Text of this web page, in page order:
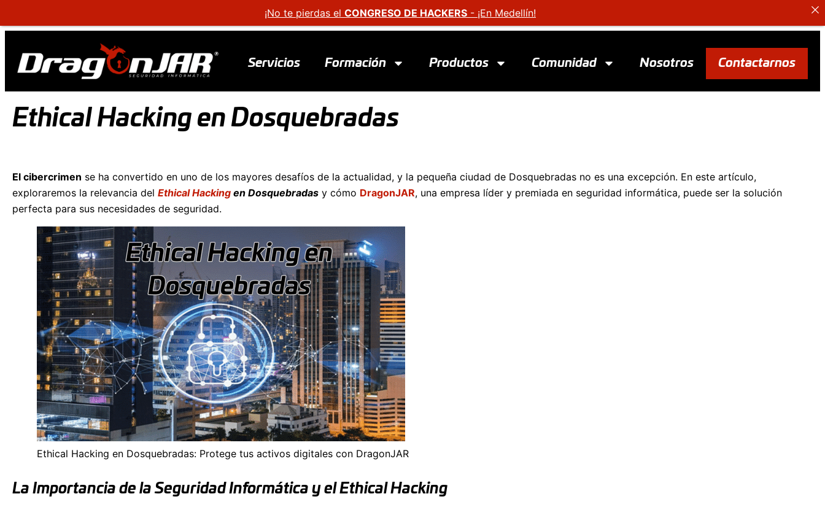
Servicios Formación Productos Comunidad Nosotros Contactarnos
Ethical Hacking en Dosquebradas
El cibercrimen se ha convertido en uno de los mayores desafíos de la actualidad, y la pequeña ciudad de Dosquebradas no es una excepción. En este artículo,
exploraremos la relevancia del Ethical Hacking en Dosquebradas y cómo DragonJAR, una empresa líder y premiada en seguridad informática, puede ser la solución
perfecta para sus necesidades de seguridad.
Ethical Hacking en Dosquebradas: Protege tus activos digitales con DragonJAR
La Importancia de la Seguridad Informática y el Ethical Hacking
¡No te pierdas el CONGRESO DE HACKERS - ¡En Medellín!